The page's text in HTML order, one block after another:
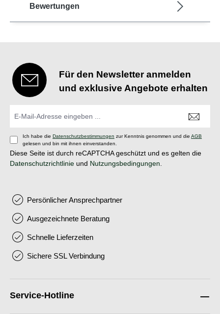
Bewertungen
Für den Newsletter anmelden
und exklusive Angebote erhalten
Ich habe die Datenschutzbestimmungen zur Kenntnis genommen und die AGB
gelesen und bin mit ihnen einverstanden.
Diese Seite ist durch reCAPTCHA geschützt und es gelten die
Datenschutzrichtlinie und Nutzungsbedingungen
Persönlicher Ansprechpartner
Ausgezeichnete Beratung
Schnelle Lieferzeiten
Sichere SSL Verbindung
Service-Hotline